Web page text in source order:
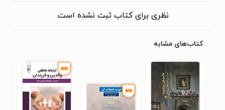
نظری برای کتاب ثبت نشده است.
کتاب‌های مشابه